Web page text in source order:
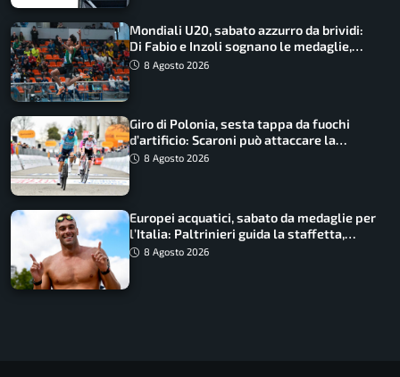
Mondiali U20, sabato azzurro da brividi:
Di Fabio e Inzoli sognano le medaglie,
Castellani e Succo in finale
8 Agosto 2026
Giro di Polonia, sesta tappa da fuochi
d’artificio: Scaroni può attaccare la
maglia di Lemmen
8 Agosto 2026
Europei acquatici, sabato da medaglie per
l’Italia: Paltrinieri guida la staffetta,
Barnabà sogna l’oro dalle grandi altezze
8 Agosto 2026